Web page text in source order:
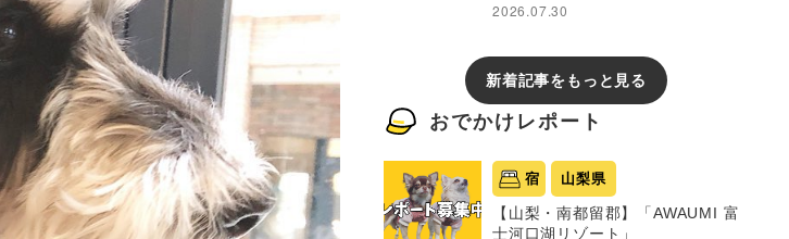
2026.07.30
新着記事をもっと見る
おでかけレポート
宿 山梨県
【山梨・南都留郡】「AWAUMI 富
士河口湖リゾート」